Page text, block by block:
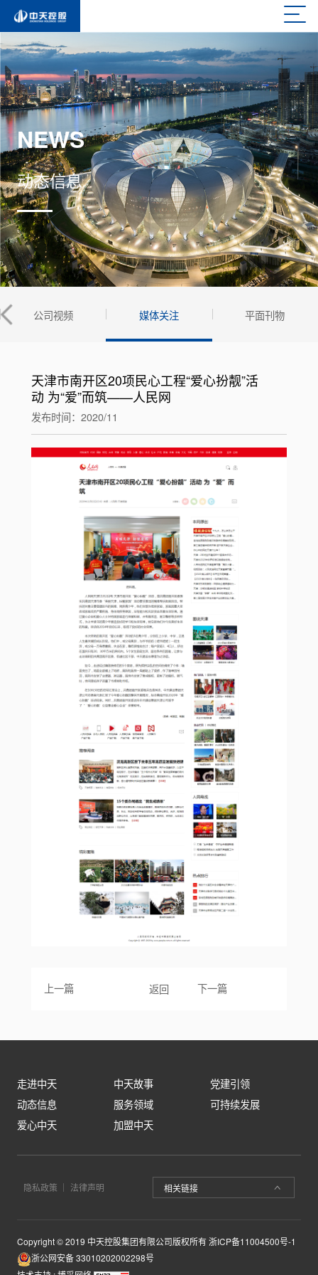
NEWS
动态信息
公司视频 媒体关注 平面刊物
天津市南开区20项民心工程“爱心扮靓”活
动 为“爱”而筑——人民网
发布时间：2020/11
上一篇 返回 下一篇
走进中天 中天故事
党建引领
动态信息
服务领域
可持续发展
爱心中天
加盟中天
隐私政策 法律声明 相关链接
Copyright © 2019 中天控股集团有限公司版权所有浙ICP备11004500号-1
浙公网安备 33010202002298号